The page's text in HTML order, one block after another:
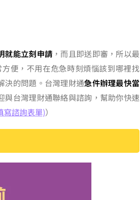
就能立刻申請 ，而且即送即審，所以最
便，不用在危急時刻煩惱該到哪裡找
決的問題。台灣理財通急件辦理最快當
與台灣理財通聯絡與諮詢，幫助你快速
寫諮詢表單)）